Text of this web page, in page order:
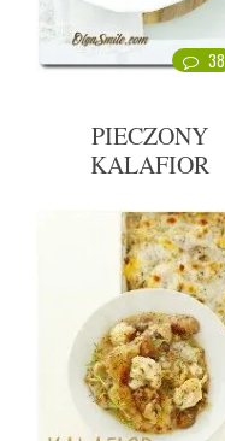
38
PIECZONY
KALAFIOR